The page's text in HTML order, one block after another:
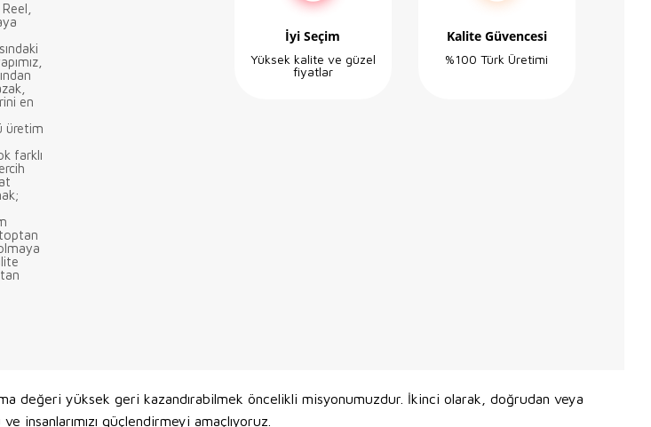
en
üretim
farklı
toptan
İyi Seçim
Yüksek kalite ve güzel
fiyatlar
Kalite Güvencesi
%100 Türk Üretimi
değeri yüksek geri kazandırabilmek öncelikli misyonumuzdur. İkinci olarak, doğrudan veya
insanlarımızı güçlendirmeyi amaçlıyoruz.